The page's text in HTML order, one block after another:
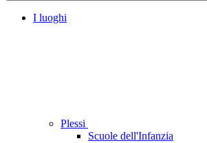
I luoghi
Plessi
Scuole dell'Infanzia